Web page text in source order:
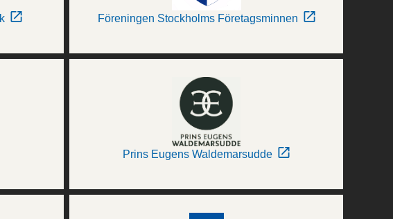
Föreningen Stockholms Företagsminnen
Prins Eugens Waldemarsudde